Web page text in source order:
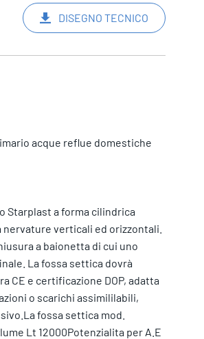
DISEGNO TECNICO
acque reflue domestiche
Starplast a forma cilindrica
verticali ed orizzontali.
a baionetta di cui uno
La fossa settica dovrà
CE e certificazione DOP, adatta
o scarichi assimililabili,
fossa settica mod.
Lt 12000Potenzialita per A.E